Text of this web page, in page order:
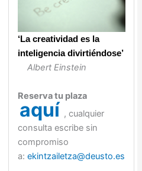
‘La creatividad es la
inteligencia divirtiéndose’
Albert Einstein
Reserva tu plaza
aquí , cualquier
consulta escribe sin
compromiso
a:ekintzailetza@deusto.es